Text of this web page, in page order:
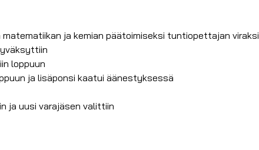
ja kemian päätoimiseksi tuntiopettajan viraksi
loppuun
ja lisäponsi kaatui äänestyksessä
ja uusi varajäsen valittiin